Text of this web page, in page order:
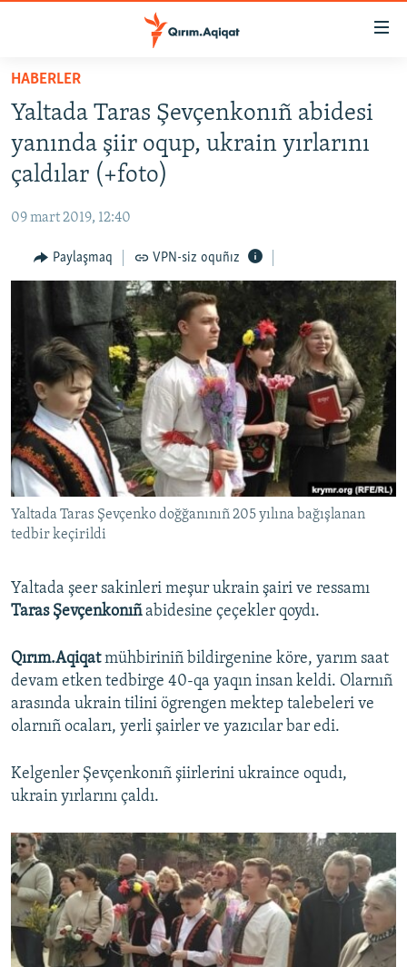
Esas
qaytmaq
Baş
navigatsiyağa
qaytmaq
Qıdıruvğa
HABERLER
İQTİSADİYAT
MEDENİYET
İNSAN AQLARI
VİDEO
BLOGLAR
FİKİR
Русский
Українською
QOŞULIÑIZ!
RFE/RS bütün saytları
HABERLER
Yaltada Taras Şevçenkonıñ abidesi
yanında şiir oqup, ukrain yırlarını
çaldılar (+foto)
09 mart 2019, 12:40
Paylaşmaq VPN-siz oquñız
Yaltada Taras Şevçenko doğğanınıñ 205 yılına bağışlanan
tedbir keçirildi
Yaltada şeer sakinleri meşur ukrain şairi ve ressamı
Taras Şevçenkonıñabidesine çeçekler qoydı.
Qırım.Aqiqatmühbiriniñ bildirgenine köre, yarım saat
devam etken tedbirge 40-qa yaqın insan keldi. Olarnıñ
arasında ukrain tilini ögrengen mektep talebeleri ve
olarnıñ ocaları, yerli şairler ve yazıcılar bar edi.
Kelgenler Şevçenkonıñ şiirlerini ukraince oqudı,
ukrain yırlarını çaldı.